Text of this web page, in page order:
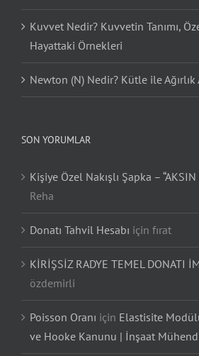
Kuvvet Nedir? Kuvvetin Tanımı,
Hayattaki Örnekleri
Newton (N) Nedir? Kütle ile Ağırlık
SON YORUMLAR
Kişiye Özel Nakışlı Şapka – “AKSIN
Reha
Donatı Tahvil Hesabı için fırat
KİRİŞSİZ RADYE TEMEL DONATI
özdemirli
Poisson Oranı için Elastisite
ve Hooke Kanunu | İnşaat